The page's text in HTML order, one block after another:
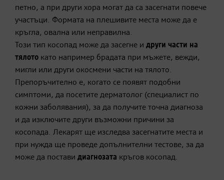
петно, а при други хора могат да са засегнати повече
участъци. Формата на плешивите места може да е
кръгла, овална или неправилна.
Този тип косопад може да засегне и други части на
тялото като например брадата при мъжете, вежди,
мигли или други окосмени части на тялото.
Препоръчително е, когато се появят подобни
симптоми, да посетите дерматолог (специалист по
кожни заболявания), за да получите точна диагноза
и да изключите други възможни причини за
косопада. Лекарят ще изследва засегнатите места и
при нужда ще проведе допълнителни тестове, за да
може да постави диагнозата кръгов косопад.